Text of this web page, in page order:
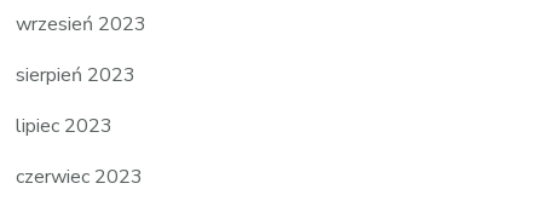
wrzesień 2023
sierpień 2023
lipiec 2023
czerwiec 2023